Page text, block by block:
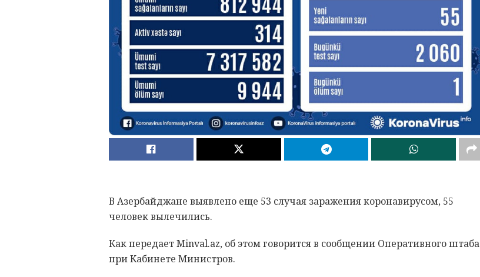
В Азербайджане выявлено еще 53 случая заражения коронавирусом, 55
человек вылечились.
Как передает Minval.az, об этом говорится в сообщении Оперативного штаба
при Кабинете Министров.